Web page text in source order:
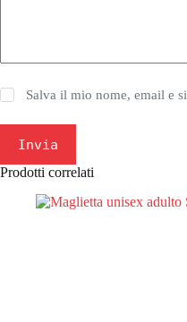
Salva il mio nome, email e
Invia
Prodotti correlati